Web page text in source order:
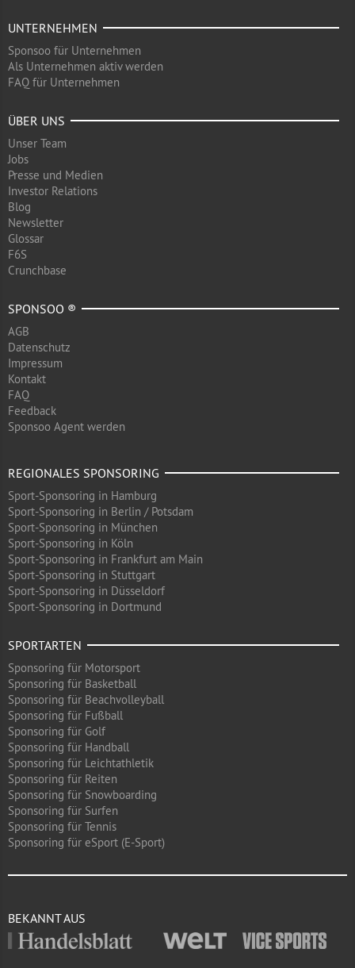
UNTERNEHMEN
Sponsoo für Unternehmen
Als Unternehmen aktiv werden
FAQ für Unternehmen
ÜBER UNS
Unser Team
Jobs
Presse und Medien
Investor Relations
Blog
Newsletter
Glossar
F6S
Crunchbase
SPONSOO ®
AGB
Datenschutz
Impressum
Kontakt
FAQ
Feedback
Sponsoo Agent werden
REGIONALES SPONSORING
Sport-Sponsoring in Hamburg
Sport-Sponsoring in Berlin / Potsdam
Sport-Sponsoring in München
Sport-Sponsoring in Köln
Sport-Sponsoring in Frankfurt am Main
Sport-Sponsoring in Stuttgart
Sport-Sponsoring in Düsseldorf
Sport-Sponsoring in Dortmund
SPORTARTEN
Sponsoring für Motorsport
Sponsoring für Basketball
Sponsoring für Beachvolleyball
Sponsoring für Fußball
Sponsoring für Golf
Sponsoring für Handball
Sponsoring für Leichtathletik
Sponsoring für Reiten
Sponsoring für Snowboarding
Sponsoring für Surfen
Sponsoring für Tennis
Sponsoring für eSport (E-Sport)
BEKANNT AUS